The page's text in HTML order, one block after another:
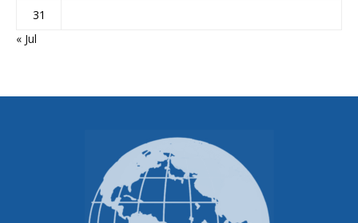
31
« Jul